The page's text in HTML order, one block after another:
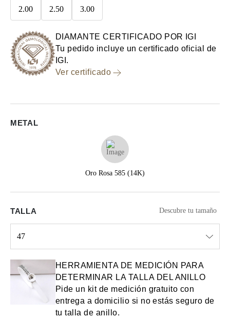
2.00 2.50 3.00
DIAMANTE CERTIFICADO POR IGI
Tu pedido incluye un certificado oficial de
IGI.
Ver certificado
METAL
Oro Rosa 585 (14K)
TALLA Descubre tu tamaño
47
HERRAMIENTA DE MEDICIÓN PARA
DETERMINAR LA TALLA DEL ANILLO
Pide un kit de medición gratuito con
entrega a domicilio si no estás seguro de
tu talla de anillo.